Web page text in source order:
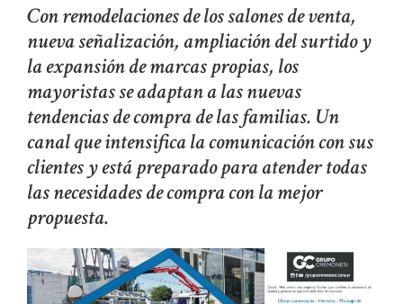
Con remodelaciones de los salones de venta,
nueva señalización, ampliación del surtido y
la expansión de marcas propias, los
mayoristas se adaptan a las nuevas
tendencias de compra de las familias. Un
canal que intensifica la comunicación con sus
clientes y está preparado para atender todas
las necesidades de compra con la mejor
propuesta.